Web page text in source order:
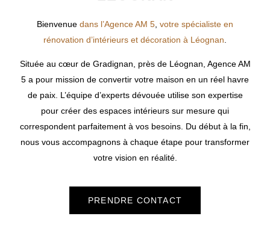
Bienvenue dans l’Agence AM 5 votre spécialiste en
rénovation d’intérieurs et décoration à Léognan
Située au cœur de Gradignan, près de Léognan, Agence AM
5 a pour mission de convertir votre maison en un réel havre
de paix. L’équipe d’experts dévouée utilise son expertise
pour créer des espaces intérieurs sur mesure qui
correspondent parfaitement à vos besoins. Du début à la fin,
nous vous accompagnons à chaque étape pour transformer
votre vision en réalité.
PRENDRE CONTACT